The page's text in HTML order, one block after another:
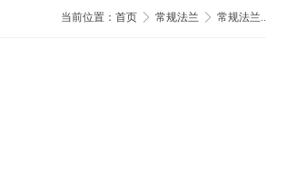
当前位置： 首页 常规法兰 常规法兰..